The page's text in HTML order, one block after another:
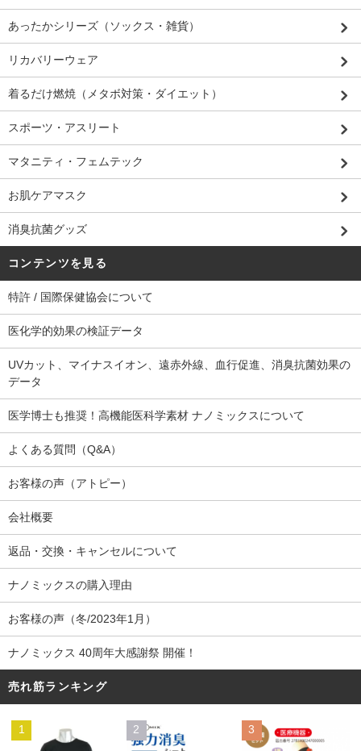
あったかシリーズ（ソックス・雑貨）
リカバリーウェア
着るだけ燃焼（メタボ対策・ダイエット）
スポーツ・アスリート
マタニティ・フェムテック
お肌ケアマスク
消臭抗菌グッズ
コンテンツを見る
特許 / 国際保健協会について
医化学的効果の検証データ
UVカット、マイナスイオン、遠赤外線、血行促進、消臭抗菌効果の
データ
医学博士も推奨！高機能医科学素材 ナノミックスについて
よくある質問（Q&A）
お客様の声（アトピー）
会社概要
返品・交換・キャンセルについて
ナノミックスの購入理由
お客様の声（冬/2023年1月）
ナノミックス 40周年大感謝祭 開催！
売れ筋ランキング
1 2 3